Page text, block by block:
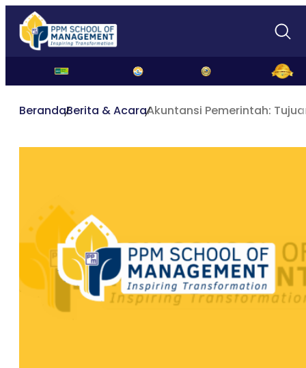
BerandaBerita & AcaraAkuntansi Pemerintah: